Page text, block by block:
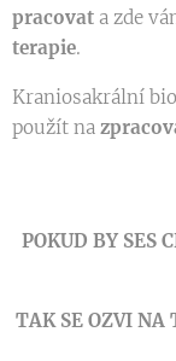
pracovat a zde
terapie.
Kraniosakrální
použít na
POKUD BY SES
TAK SE OZVI NA